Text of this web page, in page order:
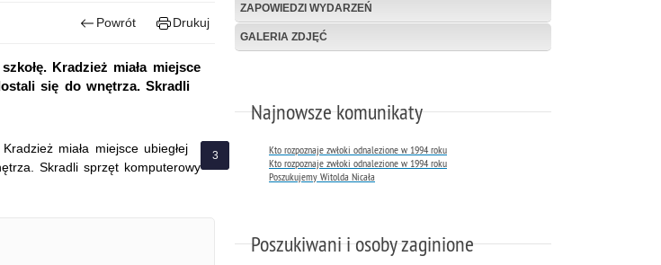
Powrót Drukuj
Kradzież miała miejsce
się do wnętrza. Skradli
miała miejsce ubiegłej
Skradli sprzęt komputerowy
ZAPOWIEDZI WYDARZEŃ
GALERIA ZDJĘĆ
Najnowsze komunikaty
Kto rozpoznaje zwłoki odnalezione w 1994 roku
Kto rozpoznaje zwłoki odnalezione w 1994 roku
Poszukujemy Witolda Nicała
Poszukiwani i osoby zaginione